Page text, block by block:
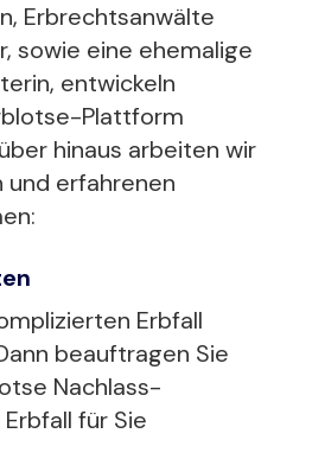
Erbrechtsanwälte
sowie eine ehemalige
entwickeln
Plattform
hinaus arbeiten wir
erfahrenen
Erbfall
beauftragen Sie
Nachlass-
für Sie